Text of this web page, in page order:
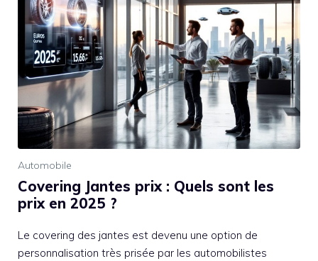
Automobile
Covering Jantes prix : Quels sont les
prix en 2025 ?
Le covering des jantes est devenu une option de
personnalisation très prisée par les automobilistes